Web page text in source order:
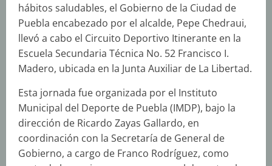
hábitos saludables, el Gobierno de la Ciudad de
Puebla encabezado por el alcalde, Pepe Chedraui,
llevó a cabo el Circuito Deportivo Itinerante en la
Escuela Secundaria Técnica No. 52 Francisco I.
Madero, ubicada en la Junta Auxiliar de La Libertad.
Esta jornada fue organizada por el Instituto
Municipal del Deporte de Puebla (IMDP), bajo la
dirección de Ricardo Zayas Gallardo, en
coordinación con la Secretaría de General de
Gobierno, a cargo de Franco Rodríguez, como